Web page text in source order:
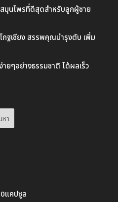
มุนไพรที่ดีสุดสำหรับลูกผู้ชาย
ฐเชียง สรรพคุณบำรุงตับ เพิ่ม
ยๆอย่างธรรมชาติ ได้ผลเร็ว
แคปซูล